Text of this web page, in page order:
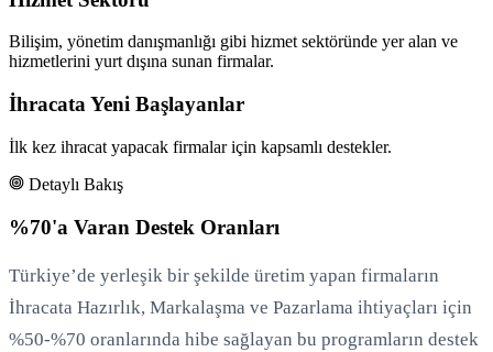
Bilişim, yönetim danışmanlığı gibi hizmet sektöründe yer alan ve
hizmetlerini yurt dışına sunan firmalar.
İhracata Yeni Başlayanlar
İlk kez ihracat yapacak firmalar için kapsamlı destekler.
Detaylı Bakış
%70'a Varan Destek Oranları
Türkiye’de yerleşik bir şekilde üretim yapan firmaların
İhracata Hazırlık, Markalaşma ve Pazarlama ihtiyaçları için
%50-%70 oranlarında hibe sağlayan bu programların destek